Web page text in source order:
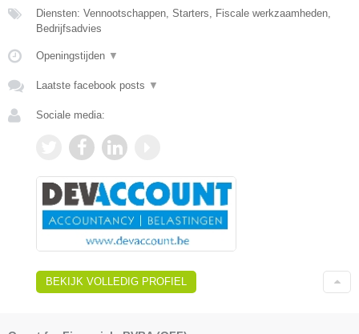
Diensten: Vennootschappen, Starters, Fiscale werkzaamheden,
Bedrijfsadvies
Openingstijden ▼
Laatste facebook posts ▼
Sociale media:
BEKIJK VOLLEDIG PROFIEL